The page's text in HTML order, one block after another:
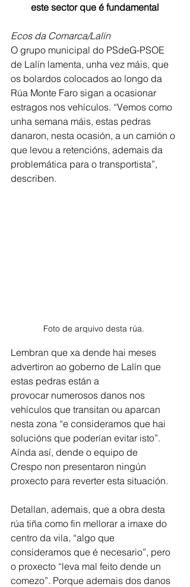
este sector que é fundamental
Ecos da Comarca/Lalín
O grupo municipal do PSdeG-PSOE
de Lalín lamenta, unha vez máis, que
os bolardos colocados ao longo da
Rúa Monte Faro sigan a ocasionar
estragos nos vehículos. “Vemos como
unha semana máis, estas pedras
danaron, nesta ocasión, a un camión o
que levou a retencións, ademais da
problemática para o transportista”,
describen.
Foto de arquivo desta rúa.
Lembran que xa dende hai meses
advertiron ao goberno de Lalín que
estas pedras están a
provocar numerosos danos nos
vehículos que transitan ou aparcan
nesta zona “e consideramos que hai
solucións que poderían evitar isto”.
Aínda así, dende o equipo de
Crespo non presentaron ningún
proxecto para reverter esta situación.
Detallan, ademais, que a obra desta
rúa tiña como fin mellorar a imaxe do
centro da vila, “algo que
consideramos que é necesario”, pero
o proxecto “leva mal feito dende un
comezo”. Porque ademais dos danos